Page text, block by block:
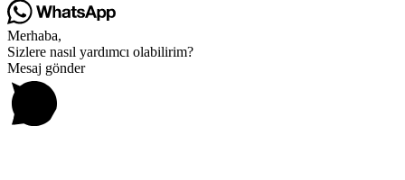
Merhaba,
Sizlere nasıl yardımcı olabilirim?
Mesaj gönder